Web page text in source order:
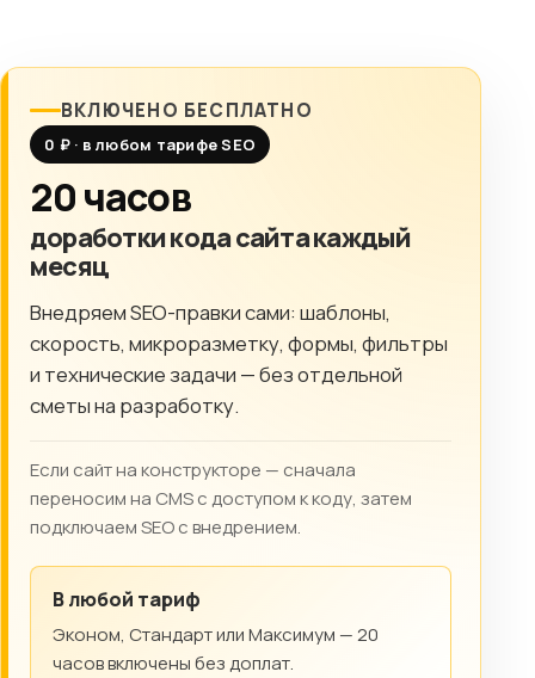
ВКЛЮЧЕНО БЕСПЛАТНО
0 ₽ · в любом тарифе SEO
20 часов
доработки кода сайта каждый
месяц
Внедряем SEO-правки сами: шаблоны,
скорость, микроразметку, формы, фильтры
и технические задачи — без отдельной
сметы на разработку.
Если сайт на конструкторе — сначала
переносим на CMS с доступом к коду, затем
подключаем SEO с внедрением.
В любой тариф
Эконом, Стандарт или Максимум — 20
часов включены без доплат.